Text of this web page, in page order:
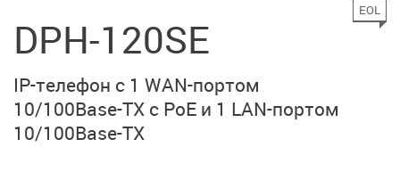
DPH-120SE
EOL
IP-телефон с 1 WAN-портом
10/100Base-TX с PoE и 1 LAN-портом
10/100Base-TX